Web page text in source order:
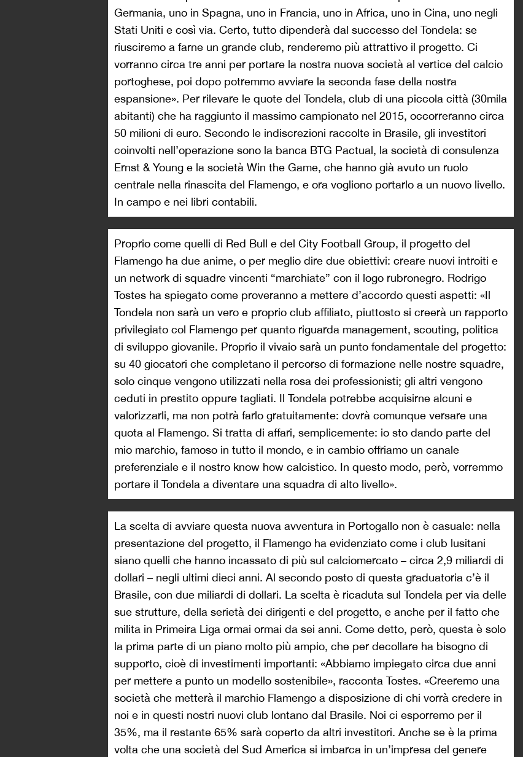
Germania, uno in Spagna, uno in Francia, uno in Africa, uno in Cina, uno negli
Stati Uniti e così via. Certo, tutto dipenderà dal successo del Tondela: se
riusciremo a farne un grande club, renderemo più attrattivo il progetto. Ci
vorranno circa tre anni per portare la nostra nuova società al vertice del calcio
portoghese, poi dopo potremmo avviare la seconda fase della nostra
espansione». Per rilevare le quote del Tondela, club di una piccola città (30mila
abitanti) che ha raggiunto il massimo campionato nel 2015, occorreranno circa
50 milioni di euro. Secondo le indiscrezioni raccolte in Brasile, gli investitori
coinvolti nell’operazione sono la banca BTG Pactual, la società di consulenza
Ernst & Young e la società Win the Game, che hanno già avuto un ruolo
centrale nella rinascita del Flamengo, e ora vogliono portarlo a un nuovo livello.
In campo e nei libri contabili.
Proprio come quelli di Red Bull e del City Football Group, il progetto del
Flamengo ha due anime, o per meglio dire due obiettivi: creare nuovi introiti e
un network di squadre vincenti “marchiate” con il logo rubronegro. Rodrigo
Tostes ha spiegato come proveranno a mettere d’accordo questi aspetti: «Il
Tondela non sarà un vero e proprio club affiliato, piuttosto si creerà un rapporto
privilegiato col Flamengo per quanto riguarda management, scouting, politica
di sviluppo giovanile. Proprio il vivaio sarà un punto fondamentale del progetto:
su 40 giocatori che completano il percorso di formazione nelle nostre squadre,
solo cinque vengono utilizzati nella rosa dei professionisti; gli altri vengono
ceduti in prestito oppure tagliati. Il Tondela potrebbe acquisirne alcuni e
valorizzarli, ma non potrà farlo gratuitamente: dovrà comunque versare una
quota al Flamengo. Si tratta di affari, semplicemente: io sto dando parte del
mio marchio, famoso in tutto il mondo, e in cambio offriamo un canale
preferenziale e il nostro know how calcistico. In questo modo, però, vorremmo
portare il Tondela a diventare una squadra di alto livello».
La scelta di avviare questa nuova avventura in Portogallo non è casuale: nella
presentazione del progetto, il Flamengo ha evidenziato come i club lusitani
siano quelli che hanno incassato di più sul calciomercato – circa 2,9 miliardi di
dollari – negli ultimi dieci anni. Al secondo posto di questa graduatoria c’è il
Brasile, con due miliardi di dollari. La scelta è ricaduta sul Tondela per via delle
sue strutture, della serietà dei dirigenti e del progetto, e anche per il fatto che
milita in Primeira Liga ormai ormai da sei anni. Come detto, però, questa è solo
la prima parte di un piano molto più ampio, che per decollare ha bisogno di
supporto, cioè di investimenti importanti: «Abbiamo impiegato circa due anni
per mettere a punto un modello sostenibile», racconta Tostes. «Creeremo una
società che metterà il marchio Flamengo a disposizione di chi vorrà credere in
noi e in questi nostri nuovi club lontano dal Brasile. Noi ci esporremo per il
35%, ma il restante 65% sarà coperto da altri investitori. Anche se è la prima
volta che una società del Sud America si imbarca in un’impresa del genere